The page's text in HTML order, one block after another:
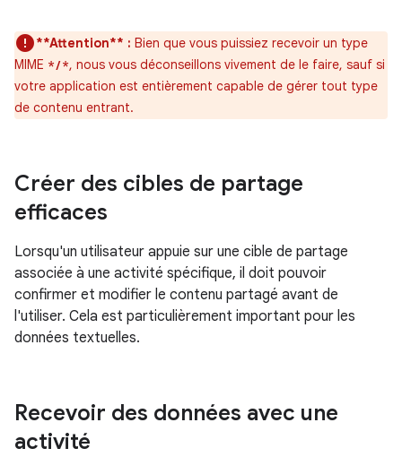
**Attention** : Bien que vous puissiez recevoir un type
MIME */*, nous vous déconseillons vivement de le faire, sauf si
votre application est entièrement capable de gérer tout type
de contenu entrant.
Créer des cibles de partage
efficaces
Lorsqu'un utilisateur appuie sur une cible de partage
associée à une activité spécifique, il doit pouvoir
confirmer et modifier le contenu partagé avant de
l'utiliser. Cela est particulièrement important pour les
données textuelles.
Recevoir des données avec une
activité